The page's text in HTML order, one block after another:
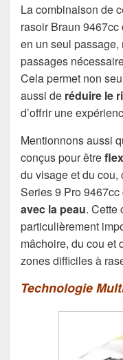
La combinaison de
rasoir Braun
en un seul
passages
Cela permet non
aussi de réduire le
d’offrir une
Mentionnons aussi
conçus pour être
du visage et du cou,
Series 9 Pro 9467cc
avec la peau. Cette
particulièrement
mâchoire, du cou et
zones difficiles à
Technologie